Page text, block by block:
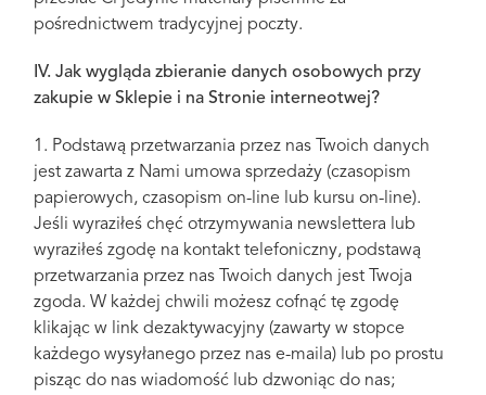
pośrednictwem tradycyjnej poczty.
IV. Jak wygląda zbieranie danych osobowych przy
zakupie w Sklepie i na Stronie interneotwej?
1. Podstawą przetwarzania przez nas Twoich danych
jest zawarta z Nami umowa sprzedaży (czasopism
papierowych, czasopism on-line lub kursu on-line).
Jeśli wyraziłeś chęć otrzymywania newslettera lub
wyraziłeś zgodę na kontakt telefoniczny, podstawą
przetwarzania przez nas Twoich danych jest Twoja
zgoda. W każdej chwili możesz cofnąć tę zgodę
klikając w link dezaktywacyjny (zawarty w stopce
każdego wysyłanego przez nas e-maila) lub po prostu
pisząc do nas wiadomość lub dzwoniąc do nas;